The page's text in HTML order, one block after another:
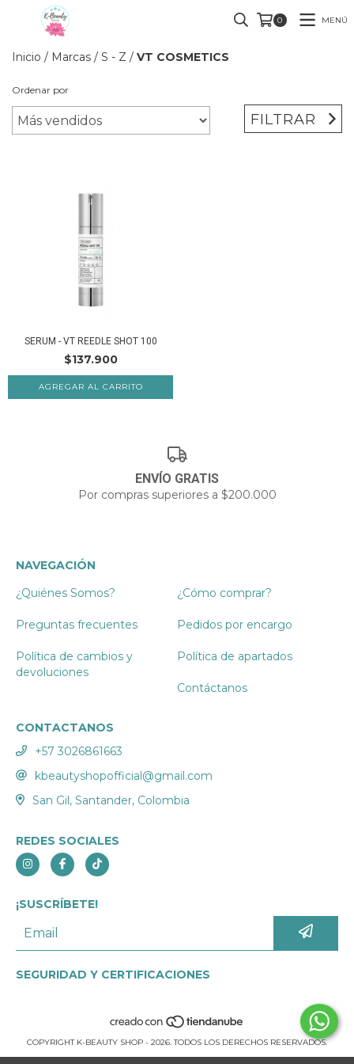
0 MENÚ
Inicio / Marcas / S - Z / VT COSMETICS
Ordenar por
FILTRAR
SERUM - VT REEDLE SHOT 100
$137.900
ENVÍO GRATIS
Por compras superiores a $200.000
NAVEGACIÓN
¿Quiénes Somos?
¿Cómo comprar?
Preguntas frecuentes Pedidos por encargo
Política de cambios y
devoluciones
Política de apartados
Contáctanos
CONTACTANOS
+57 3026861663
kbeautyshopofficial@gmail.com
San Gil, Santander, Colombia
REDES SOCIALES
¡SUSCRÍBETE!
SEGURIDAD Y CERTIFICACIONES
COPYRIGHT K-BEAUTY SHOP - 2026. TODOS LOS DERECHOS RESERVADOS.